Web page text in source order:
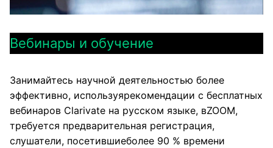
Вебинары и обучение
Занимайтесь научной деятельностью более
эффективно, используярекомендации с бесплатных
вебинаров Clarivate на русском языке, вZOOM,
требуется предварительная регистрация,
слушатели, посетившиеболее 90 % времени